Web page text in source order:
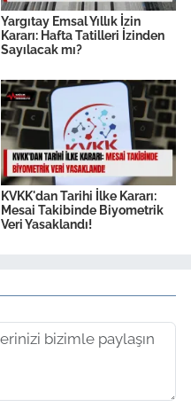
Yargıtay Emsal Yıllık İzin
Kararı: Hafta Tatilleri İzinden
Sayılacak mı?
KVKK'dan Tarihi İlke Kararı:
Mesai Takibinde Biyometrik
Veri Yasaklandı!